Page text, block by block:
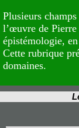
Plusieurs
l’œuvre de
épistémologie,
Cette rubrique
domaines.